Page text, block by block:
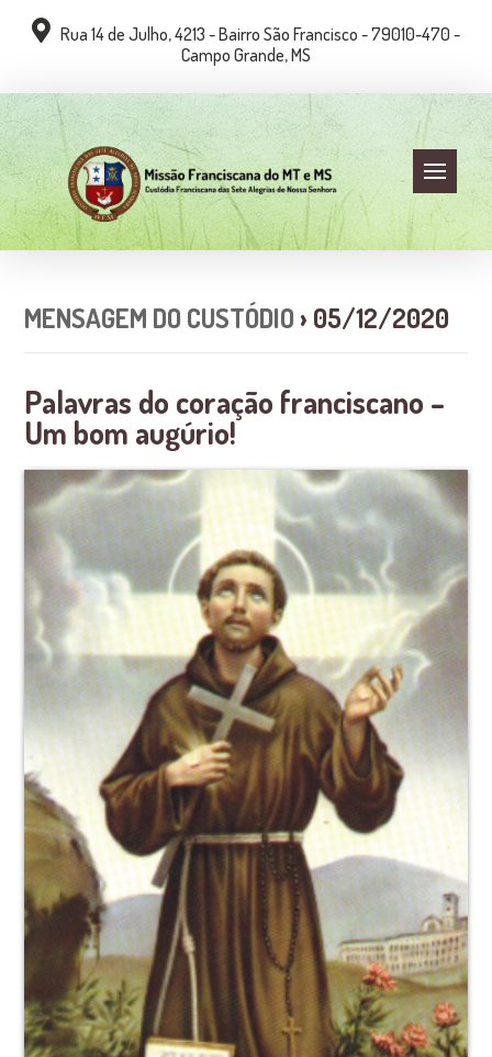
Rua 14 de Julho, 4213 - Bairro São Francisco - 79010-470 -
Campo Grande, MS
MENSAGEM DO CUSTÓDIO › 05/12/2020
Palavras do coração franciscano –
Um bom augúrio!